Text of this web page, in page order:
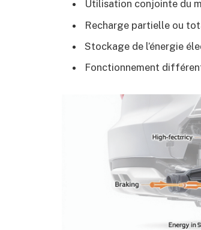
Utilisation conjointe du
Recharge partielle ou
Stockage de l’énergie
Fonctionnement